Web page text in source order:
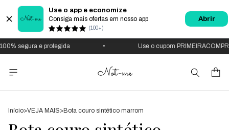
Use o app e economize
Consiga mais ofertas em nosso app
(100+)
Abrir
segura e protegida Use o cupom PRIMEIRACOMPRA
Início>VEJA MAIS>Bota couro sintético marrom